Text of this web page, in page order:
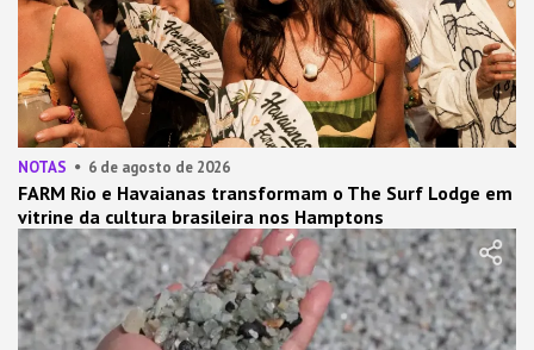
NOTAS 6 de agosto de 2026
FARM Rio e Havaianas transformam o The Surf Lodge em
vitrine da cultura brasileira nos Hamptons